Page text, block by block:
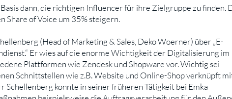
dann, die richtigen Influencer für ihre Zielgruppe zu finden.
Share of Voice um 35% steigern.
(Head of Marketing & Sales, Deko Woerner) über „E-
Er wies auf die enorme Wichtigkeit der Digitalisierung im
Plattformen wie Zendesk und Shopware vor. Wichtig sei
Schnittstellen wie z.B. Website und Online-Shop verknüpft
konnte in seiner früheren Tätigkeit bei Emka